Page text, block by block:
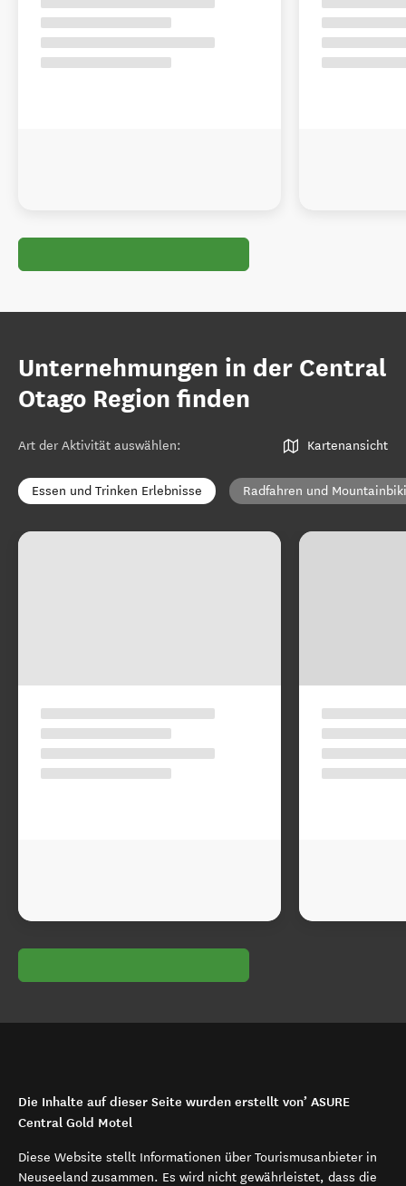
Unternehmungen in der Central
Otago Region finden
Art der Aktivität auswählen: Kartenansicht
Essen und Trinken Erlebnisse Radfahren und
Die Inhalte auf dieser Seite wurden erstellt von’ ASURE
Central Gold Motel
Diese Website stellt Informationen über Tourismusanbieter in
Neuseeland zusammen. Es wird nicht gewährleistet, dass die